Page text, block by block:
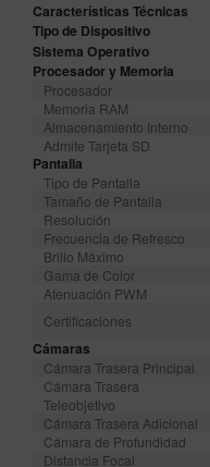
Características Técnicas
Tipo de Dispositivo
Sistema Operativo
Procesador y Memoria
Procesador
Memoria RAM
Almacenamiento Interno
Admite Tarjeta SD
Pantalla
Tipo de Pantalla
Tamaño de Pantalla
Resolución
Frecuencia de Refresco
Brillo Máximo
Gama de Color
Atenuación PWM
Certificaciones
Cámaras
Cámara Trasera Principal
Cámara Trasera
Teleobjetivo
Cámara Trasera Adicional
Cámara de Profundidad
Distancia Focal